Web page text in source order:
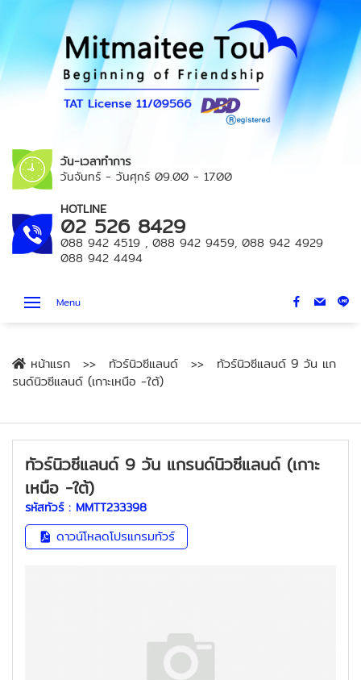
วัน-เวลาทำการ
วันจันทร์ - วันศุกร์ 09.00 - 17.00
HOTLINE
02 526 8429
088 942 4519 , 088 942 9459, 088 942 4929
088 942 4494
Menu
หน้าแรก ทัวร์นิวซีแลนด์
ทัวร์นิวซีแลนด์ 9 วัน แก
รนด์นิวซีแลนด์ (เกาะเหนือ -ใต้)
ทัวร์นิวซีแลนด์ 9 วัน แกรนด์นิวซีแลนด์ (เกาะ
เหนือ -ใต้)
รหัสทัวร์ : MMTT233398
ดาวน์โหลดโปรแกรมทัวร์